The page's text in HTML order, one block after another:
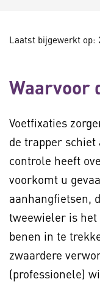
Laatst bijgewerkt op:
Waarvoor
Voetfixaties
de trapper
controle heeft
voorkomt u
aanhangfietsen,
tweewieler is
benen in te
zwaardere
(professionele)